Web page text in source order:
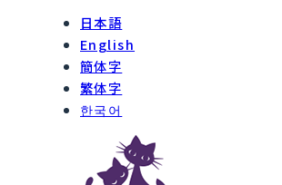
日本語
English
簡体字
繁体字
한국어